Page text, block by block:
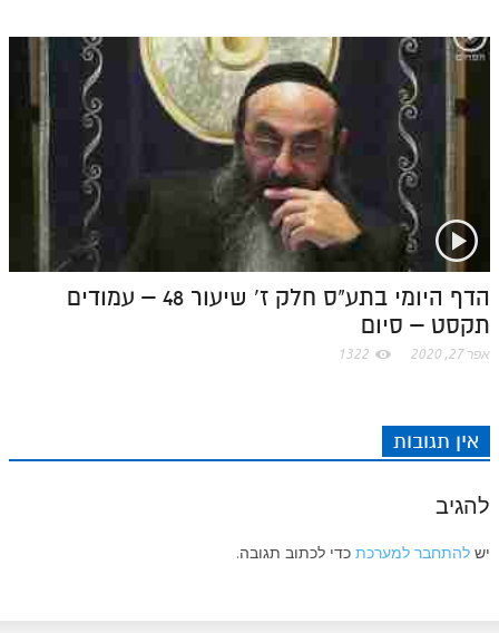
הדף היומי בתע"ס חלק ז' שיעור 48 – עמודים
תקסט – סיום
אפר 27, 2020 1322
אין תגובות
להגיב
יש להתחבר למערכת כדי לכתוב תגובה.